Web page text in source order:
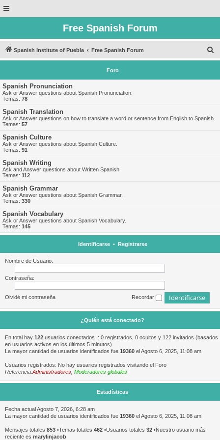
Free Spanish Forum
Spanish Institute of Puebla Free Spanish Forum
u
Foro
Spanish Pronunciation
Ask or Answer questions about Spanish Pronunciation.
Temas: 78
Spanish Translation
Ask or Answer questions on how to translate a word or sentence from English to Spanish.
Temas: 57
Spanish Culture
Ask or Answer questions about Spanish Culture.
Temas: 91
Spanish Writing
Ask and Answer questions about Written Spanish.
Temas: 112
Spanish Grammar
Ask or Answer questions about Spanish Grammar.
Temas: 330
Spanish Vocabulary
Ask or Answer questions about Spanish Vocabulary.
Temas: 145
Identificarse• Registrarse
Nombre de Usuario:
Contraseña:
Olvidé mi contraseña Recordar
¿Quién está conectado?
En total hay 122 usuarios conectados :: 0 registrados, 0 ocultos y 122 invitados (basados
en usuarios activos en los últimos 5 minutos)
La mayor cantidad de usuarios identificados fue 19360 el Agosto 6, 2025, 11:08 am
Usuarios registrados: No hay usuarios registrados visitando el Foro
Referencia:Administradores Moderadores globales
Estadísticas
Fecha actual Agosto 7, 2026, 6:28 am
La mayor cantidad de usuarios identificados fue 19360 el Agosto 6, 2025, 11:08 am
Mensajes totales 853 •Temas totales 462 •Usuarios totales 32 •Nuestro usuario más
reciente es marylinjacob